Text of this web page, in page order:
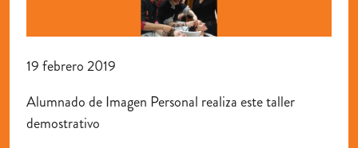
19 febrero 2019
Alumnado de Imagen Personal realiza este taller
demostrativo